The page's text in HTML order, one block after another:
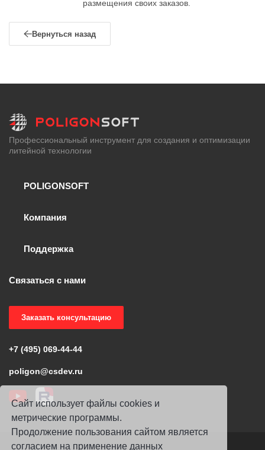
Сайт использует файлы cookies и
метрические программы.
Продолжение пользования сайтом является
согласием на применение данных
размещения своих заказов.
Вернуться назад
Профессиональный инструмент для создания и оптимизации
литейной технологии
POLIGONSOFT
Компания
Поддержка
Связаться с нами
Заказать консультацию
+7 (495) 069-44-44
poligon@csdev.ru